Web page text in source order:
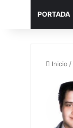
PORTADA
Inicio /